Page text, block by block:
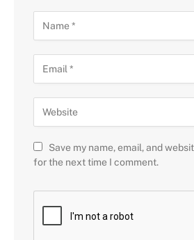
Save my name, email, and
for the next time I comment.